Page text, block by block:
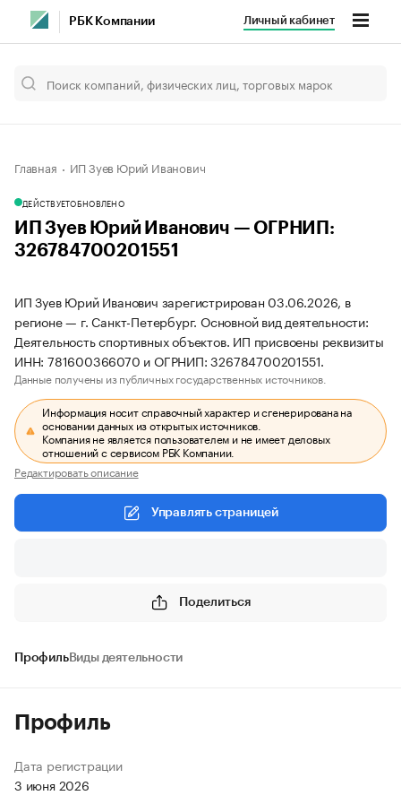
РБК Компании Личный кабинет
Главная ИП Зуев Юрий Иванович
ДЕЙСТВУЕТОБНОВЛЕНО
ИП Зуев Юрий Иванович — ОГРНИП:
326784700201551
ИП Зуев Юрий Иванович зарегистрирован 03.06.2026, в
регионе — г. Санкт-Петербург. Основной вид деятельности:
Деятельность спортивных объектов. ИП присвоены реквизиты
ИНН: 781600366070 и ОГРНИП: 326784700201551.
Данные получены из публичных государственных источников.
Информация носит справочный характер и сгенерирована на
основании данных из открытых источников.
Компания не является пользователем и не имеет деловых
отношений с сервисом РБК Компании.
Редактировать описание
Управлять страницей
Поделиться
ПрофильВиды деятельности
Профиль
Дата регистрации
3 июня 2026